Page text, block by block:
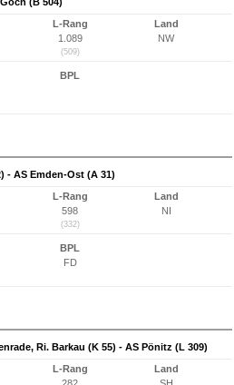
L-Rang
1.089
(509)
Land
NW
BPL
- AS Emden-Ost (A 31)
L-Rang
598
(332)
Land
NI
BPL
FD
Ri. Barkau (K 55) - AS Pönitz (L 309)
L-Rang
Land